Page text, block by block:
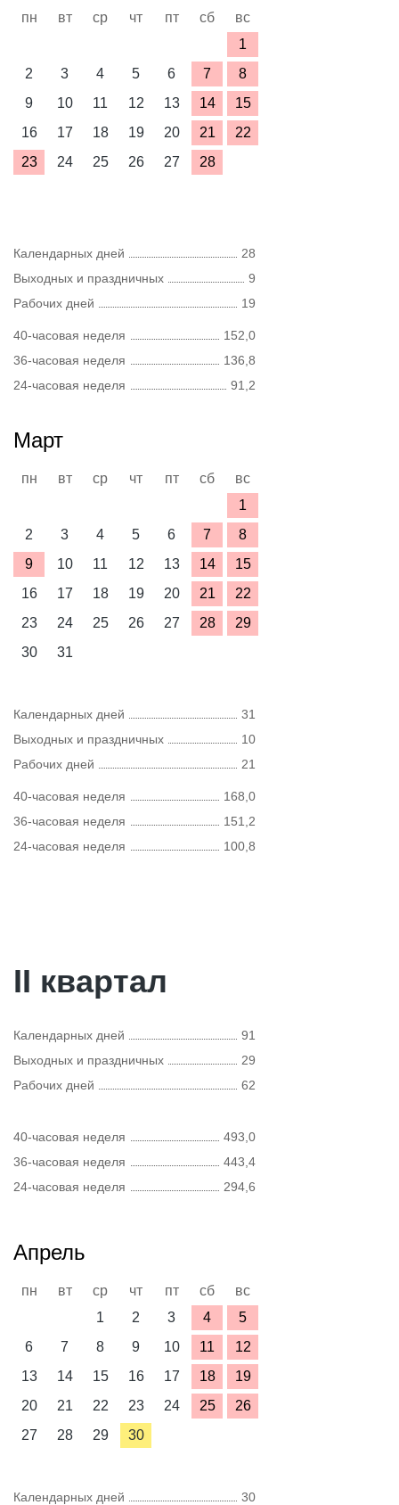
пн вт ср чт пт сб
вс
1
2
3 4 5 6 7
8
9
10 11 12 13 14
15
16
17 18 19 20 21
22
23
24 25 26 27 28
Календарных дней
28
Выходных и праздничных
9
Рабочих дней
19
40-часовая неделя
152,0
36-часовая неделя
136,8
24-часовая неделя
91,2
Март
пн вт ср чт пт сб
вс
1
2
3 4 5 6 7
8
9
10 11 12 13 14
15
16
17 18 19 20 21
22
23
24 25 26 27 28
29
30
31
Календарных дней
31
Выходных и праздничных
10
Рабочих дней
21
40-часовая неделя
168,0
36-часовая неделя
151,2
24-часовая неделя
100,8
II квартал
Календарных дней
91
Выходных и праздничных
29
Рабочих дней
62
40-часовая неделя
493,0
36-часовая неделя
443,4
24-часовая неделя
294,6
Апрель
пн вт ср чт пт сб
вс
1
2 3 4
5
6
7 8 9 10 11
12
13
14 15 16 17 18
19
20
21 22 23 24 25
26
27
28 29 30
Календарных дней
30